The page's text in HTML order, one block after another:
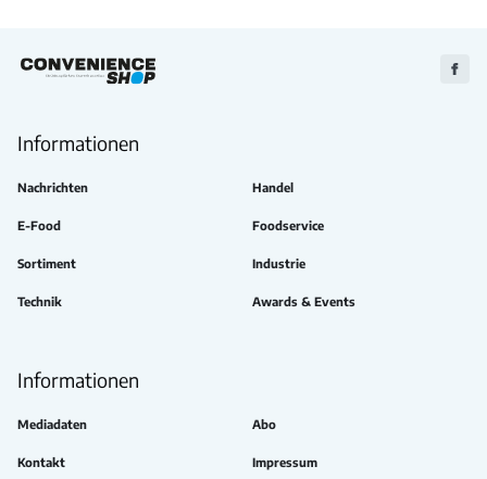
Zu
Informationen
Nachrichten Handel
E-Food Foodservice
Sortiment Industrie
Technik Awards & Events
Informationen
Mediadaten Abo
Kontakt Impressum